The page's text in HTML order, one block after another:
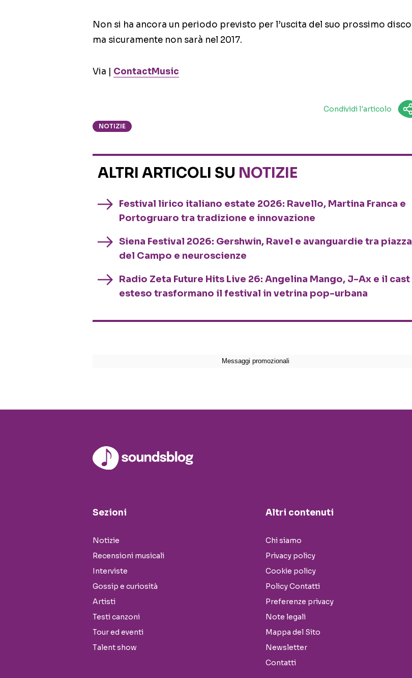
Non si ha ancora un periodo previsto per l’uscita del suo prossimo disco
ma sicuramente non sarà nel 2017.
Via | ContactMusic
Condividi l'articolo
NOTIZIE
ALTRI ARTICOLI SU NOTIZIE
Festival lirico italiano estate 2026: Ravello, Martina Franca e
Portogruaro tra tradizione e innovazione
Siena Festival 2026: Gershwin, Ravel e avanguardie tra piazza
del Campo e neuroscienze
Radio Zeta Future Hits Live 26: Angelina Mango, J-Ax e il cast
esteso trasformano il festival in vetrina pop-urbana
Sezioni
Notizie
Recensioni musicali
Interviste
Gossip e curiosità
Artisti
Testi canzoni
Tour ed eventi
Talent show
Altri contenuti
Chi siamo
Privacy policy
Cookie policy
Policy Contatti
Preferenze privacy
Note legali
Mappa del Sito
Newsletter
Contatti